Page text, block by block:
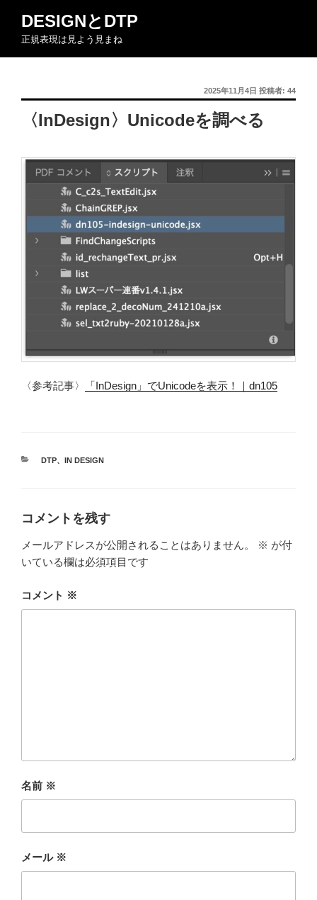
ン
DESIGNとDTP
正規表現は見よう見まね
投
稿
日:
2025年11月4日 投稿者: 44
〈InDesign〉Unicodeを調べる
〈参考記事〉 「InDesign」でUnicodeを表示！｜dn105
カ
DTP、 IN DESIGN
コメントを残す
メールアドレスが公開されることはありません。 ※ が付
いている欄は必須項目です
コメント ※
名前 ※
メール ※